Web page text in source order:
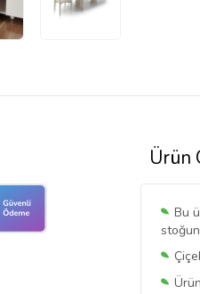
Ürün
Bu